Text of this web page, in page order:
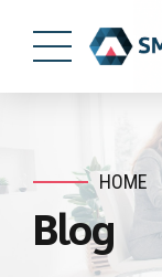
HOME
Blog